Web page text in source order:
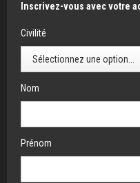
Inscrivez-vous avec votre
Civilité
Nom
Prénom